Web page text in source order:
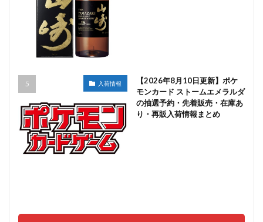
入荷情報
【2026年8月10日更新】ポケ
モンカード ストームエメラルダ
の抽選予約・先着販売・在庫あ
り・再販入荷情報まとめ